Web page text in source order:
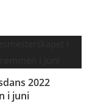
2022
i juni